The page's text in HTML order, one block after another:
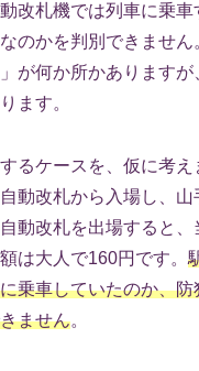
改札機では列車に乗車
のかを判別できません
が何か所かあります
ます。
るケースを、仮に考え
動改札から入場し、
動改札を出場すると、
は大人で160円です。
乗車していたのか、
ません。